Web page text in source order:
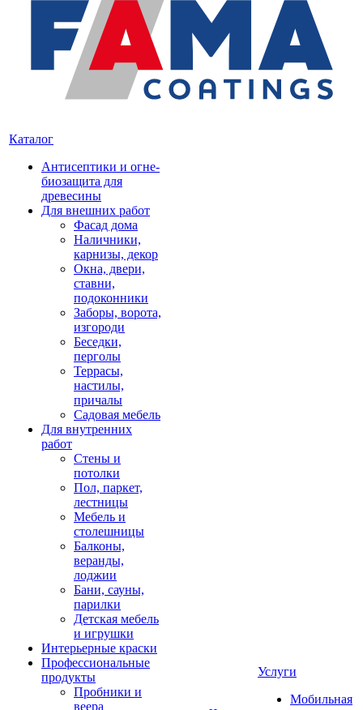
Каталог
Антисептики и огне-
биозащита для
древесины
Для внешних работ
Фасад дома
Наличники,
карнизы, декор
Окна, двери,
ставни,
подоконники
Заборы, ворота,
изгороди
Беседки,
перголы
Террасы,
настилы,
причалы
Садовая мебель
Для внутренних
работ
Стены и
потолки
Пол, паркет,
лестницы
Мебель и
столешницы
Балконы,
веранды,
лоджии
Бани, сауны,
парилки
Детская мебель
и игрушки
Интерьерные краски
Профессиональные
продукты
Пробники и
веера
Услуги
Мобильная